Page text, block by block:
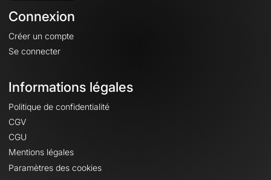
Connexion
Créer un compte
Se connecter
Informations légales
Politique de confidentialité
CGV
CGU
Mentions légales
Paramètres des cookies